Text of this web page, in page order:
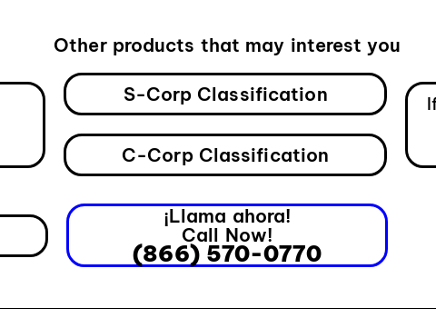
Other products that may interest you
S-Corp Classification
C-Corp Classification
¡Llama ahora!
Call Now!
(866) 570-0770